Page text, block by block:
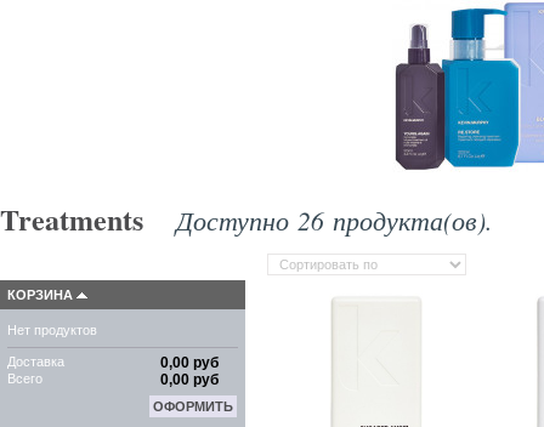
Treatments Доступно 26 продукта(ов).
КОРЗИНА
Нет продуктов
Доставка 0,00 руб
Всего 0,00 руб
ОФОРМИТЬ